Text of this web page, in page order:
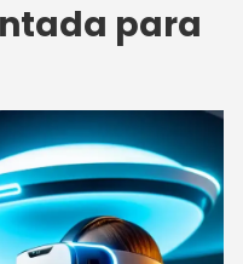
para